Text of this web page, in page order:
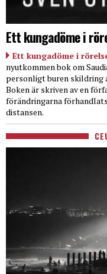
Ett kungadöme i
Ett kungadöme i
nyutkommen bok om
personligt buren skildring
Boken är skriven av en
förändringarna
distansen.